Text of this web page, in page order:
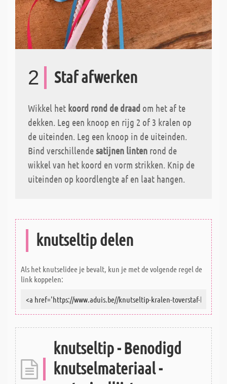
2 Staf afwerken
Wikkel het koord rond de draad om het af te
dekken. Leg een knoop en rijg 2 of 3 kralen op
de uiteinden. Leg een knoop in de uiteinden.
Bind verschillendesatijnen linten rond de
wikkel van het koord en vorm strikken. Knip de
uiteinden op koordlengte af en laat hangen.
knutseltip delen
Als het knutselidee je bevalt, kun je met de volgende regel de
link koppelen:
knutseltip - Benodigd
knutselmateriaal -